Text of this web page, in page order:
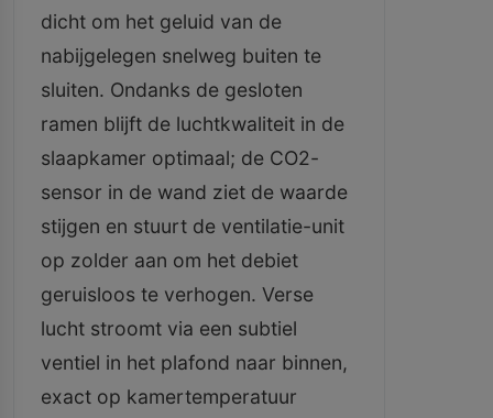
dicht om het geluid van de
nabijgelegen snelweg buiten te
sluiten. Ondanks de gesloten
ramen blijft de luchtkwaliteit in de
slaapkamer optimaal; de CO2-
sensor in de wand ziet de waarde
stijgen en stuurt de ventilatie-unit
op zolder aan om het debiet
geruisloos te verhogen. Verse
lucht stroomt via een subtiel
ventiel in het plafond naar binnen,
exact op kamertemperatuur